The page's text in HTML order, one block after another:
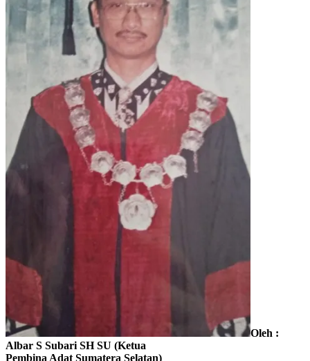
Oleh :
Albar S Subari SH SU (Ketua
Pembina Adat Sumatera Selatan)